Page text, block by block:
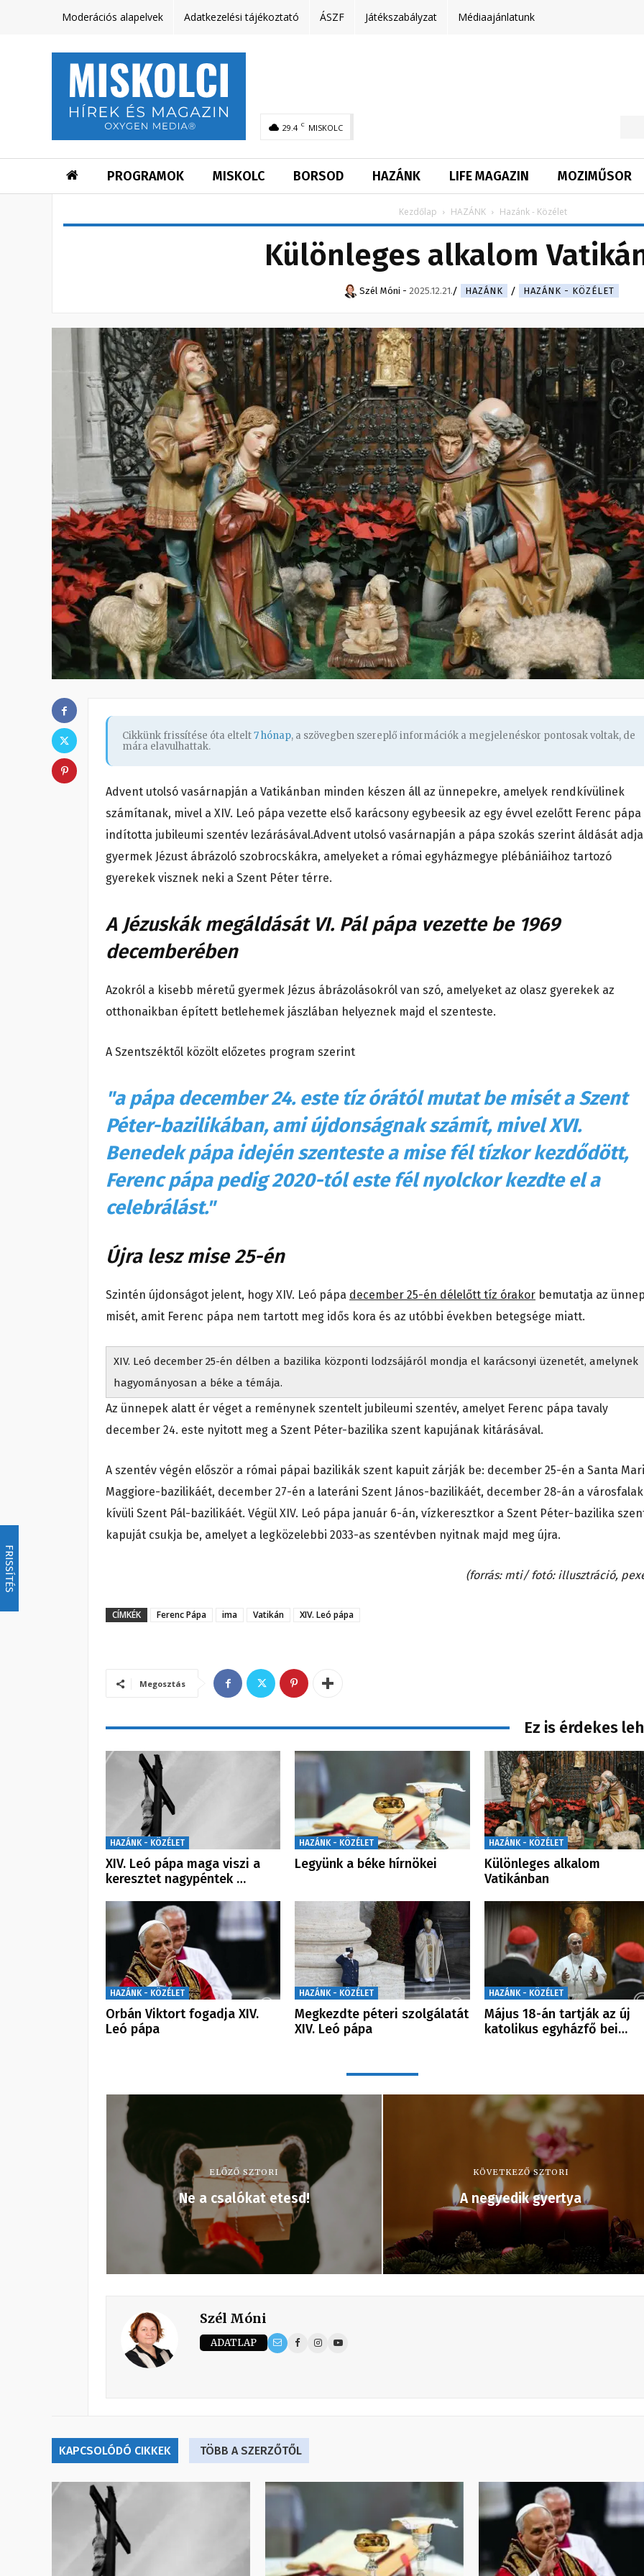
FRISSÍTÉS
Moderációs alapelvek Adatkezelési tájékoztató ÁSZF Játékszabályzat Médiaajánlatunk
29.4 C MISKOLC
PROGRAMOK MISKOLC BORSOD HAZÁNK LIFE MAGAZIN MOZIMŰSOR
Kezdőlap HAZÁNK Hazánk - Közélet
Különleges alkalom
Szél Móni - 2025.12.21. HAZÁNK HAZÁNK - KÖZÉLET
Cikkünk frissítése óta eltelt7 hónap, a szövegben szereplő információk a megjelenéskor pontosak voltak, de
mára elavulhattak.
Advent utolsó vasárnapján a Vatikánban minden készen áll az ünnepekre, amelyek rendkívülinek
számítanak, mivel a XIV. Leó pápa vezette első karácsony egybeesik az egy évvel ezelőtt Ferenc pápa
indította jubileumi szentév lezárásával.Advent utolsó vasárnapján a pápa szokás szerint áldását
gyermek Jézust ábrázoló szobrocskákra, amelyeket a római egyházmegye plébániáihoz tartozó
gyerekek visznek neki a Szent Péter térre.
A Jézuskák megáldását VI. Pál pápa vezette be 1969
decemberében
Azokról a kisebb méretű gyermek Jézus ábrázolásokról van szó, amelyeket az olasz gyerekek az
otthonaikban épített betlehemek jászlában helyeznek majd el szenteste.
A Szentszéktől közölt előzetes program szerint
"a pápa december 24. este tíz órától mutat be misét a Szent
Péter-bazilikában, ami újdonságnak számít, mivel XVI.
Benedek pápa idején szenteste a mise fél tízkor kezdődött,
Ferenc pápa pedig 2020-tól este fél nyolckor kezdte el a
celebrálást."
Újra lesz mise 25-én
Szintén újdonságot jelent, hogy XIV. Leó pápa december 25-én délelőtt tíz órakor bemutatja az
misét, amit Ferenc pápa nem tartott meg idős kora és az utóbbi években betegsége miatt.
XIV. Leó december 25-én délben a bazilika központi lodzsájáról mondja el karácsonyi üzenetét, amelynek
hagyományosan a béke a témája.
Az ünnepek alatt ér véget a reménynek szentelt jubileumi szentév, amelyet Ferenc pápa tavaly
december 24. este nyitott meg a Szent Péter-bazilika szent kapujának kitárásával.
A szentév végén először a római pápai bazilikák szent kapuit zárják be: december 25-én a Santa
Maggiore-bazilikáét, december 27-én a lateráni Szent János-bazilikáét, december 28-án a
kívüli Szent Pál-bazilikáét. Végül XIV. Leó pápa január 6-án, vízkeresztkor a Szent Péter-bazilika
kapuját csukja be, amelyet a legközelebbi 2033-as szentévben nyitnak majd meg újra.
(forrás: mti/ fotó: illusztráció,
CÍMKÉK Ferenc Pápa ima Vatikán XIV. Leó pápa
Megosztás
Ez is érdekes
HAZÁNK - KÖZÉLET
XIV. Leó pápa maga viszi a
keresztet nagypéntek …
HAZÁNK - KÖZÉLET
Legyünk a béke hírnökei
HAZÁNK - KÖZÉLET
Különleges alkalom
Vatikánban
HAZÁNK - KÖZÉLET
Orbán Viktort fogadja XIV.
Leó pápa
HAZÁNK - KÖZÉLET
Megkezdte péteri szolgálatát
XIV. Leó pápa
HAZÁNK - KÖZÉLET
Május 18-án tartják az új
katolikus egyházfő bei…
ELŐZŐ SZTORI
Ne a csalókat etesd!
KÖVETKEZŐ SZTORI
A negyedik gyertya
Szél Móni
ADATLAP
KAPCSOLÓDÓ CIKKEK TÖBB A SZERZŐTŐL